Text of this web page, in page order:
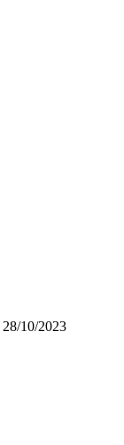
10/2023